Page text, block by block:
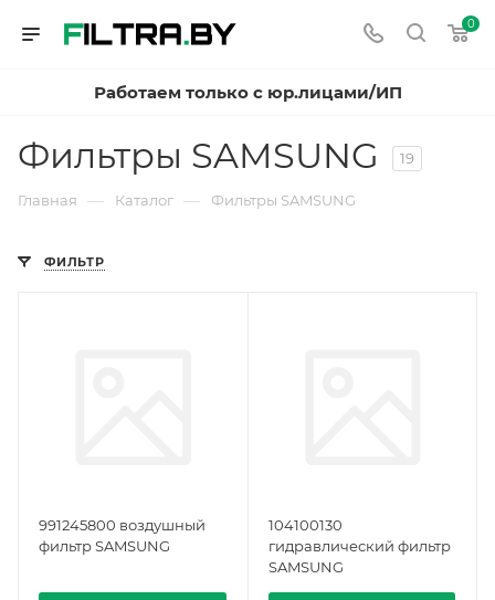
0
Работаем только с юр.лицами/ИП
Фильтры SAMSUNG 19
Главная — Каталог — Фильтры SAMSUNG
ФИЛЬТР
991245800 воздушный
фильтр SAMSUNG
104100130
гидравлический фильтр
SAMSUNG